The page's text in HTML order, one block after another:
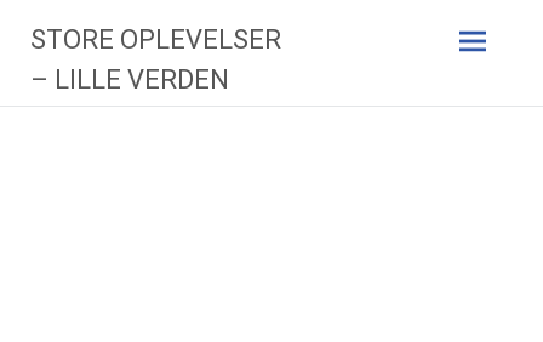
indhold
STORE OPLEVELSER
– LILLE VERDEN